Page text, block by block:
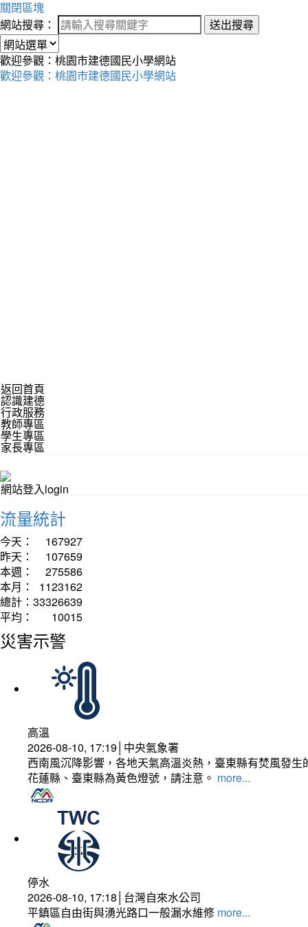
關閉區塊
網站搜尋：
送出搜尋
歡迎參觀：桃園市建德國民小學網站
歡迎參觀：桃園市建德國民小學網站
返回首頁
認識建德
行政服務
教師專區
學生專區
家長專區
網站登入login
流量統計
今天：
167927
昨天：
107659
本週：
275586
本月：
1123162
總計： 33326639
平均：
10015
災害示警
高溫
2026-08-10, 17:19│中央氣象署
西南風沉降影響，各地天氣高溫炎熱，臺東縣有焚風發
花蓮縣、臺東縣為黃色燈號，請注意。 more...
停水
2026-08-10, 17:18│台灣自來水公司
平鎮區自由街與湧光路口一般漏水維修 more...